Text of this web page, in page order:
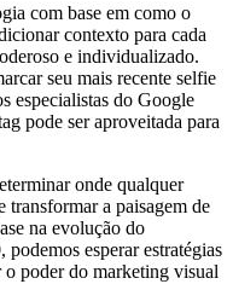
com base em como o
contexto para cada
e individualizado.
seu mais recente selfie
especialistas do Google
pode ser aproveitada para
onde qualquer
a paisagem de
na evolução do
esperar estratégias
o poder do marketing visual